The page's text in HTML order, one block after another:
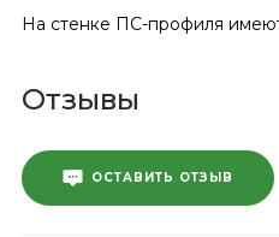
На стенке ПС-профиля
Отзывы
ОСТАВИТЬ ОТЗЫВ